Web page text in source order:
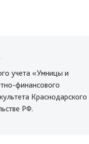
учета «Умницы и
финансового
Краснодарского
РФ.